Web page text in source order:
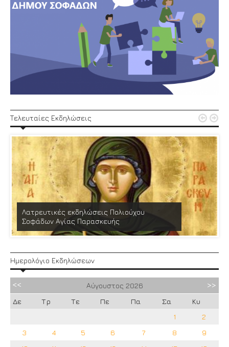
Τελευταίες Εκδηλώσεις
Λατρευτικές εκδηλώσεις Πολιούχου
Σοφάδων Αγίας Παρασκευής
 
Ημερολόγιο Εκδηλώσεων
Αύγουστος 2026
Δε
Τρ Τε Πε Πα Σα
Κυ
1
2
3
4 5 6 7 8
9